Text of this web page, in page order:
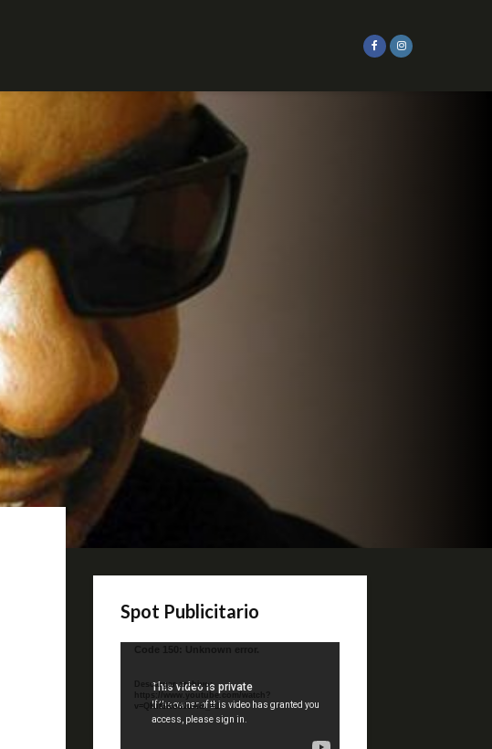
Spot Publicitario
Reproductor
Code 150: Unknown error.
Descargar archivo:
https://www.youtube.com/watch?
v=QKif6Ko80uA&_=1